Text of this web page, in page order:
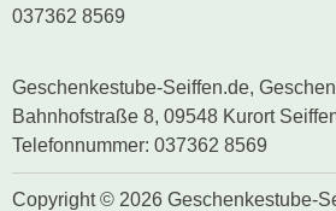
037362 8569
Copyright © 2026 Geschenkestube-
Geschenkestube-Seiffen.de,
Bahnhofstraße 8, 09548 Kurort
Telefonnummer: 037362 8569